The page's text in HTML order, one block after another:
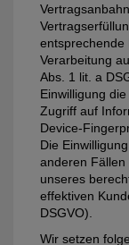
entsprechende
Verarbeitung
Abs. 1 lit. a
Einwilligung
Zugriff auf
Device-
Die
anderen Fällen
unseres
effektiven
DSGVO).
Wir setzen